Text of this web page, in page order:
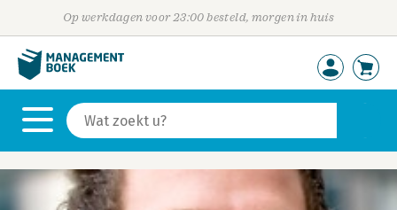
Op werkdagen voor 23:00 besteld, morgen in huis